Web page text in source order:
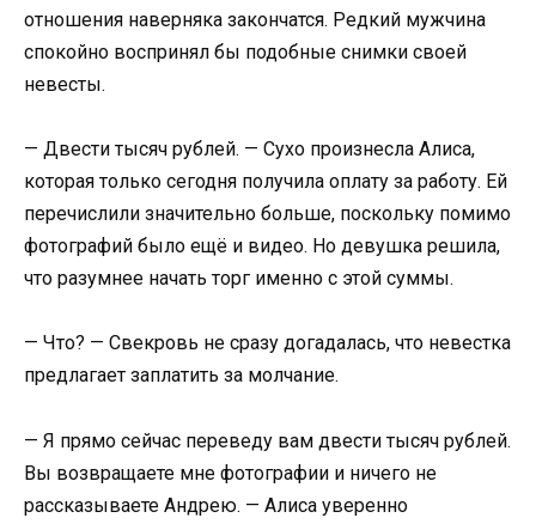
отношения наверняка закончатся. Редкий мужчина
спокойно воспринял бы подобные снимки своей
невесты.
— Двести тысяч рублей. — Сухо произнесла Алиса,
которая только сегодня получила оплату за работу. Ей
перечислили значительно больше, поскольку помимо
фотографий было ещё и видео. Но девушка решила,
что разумнее начать торг именно с этой суммы.
— Что? — Свекровь не сразу догадалась, что невестка
предлагает заплатить за молчание.
— Я прямо сейчас переведу вам двести тысяч рублей.
Вы возвращаете мне фотографии и ничего не
рассказываете Андрею. — Алиса уверенно